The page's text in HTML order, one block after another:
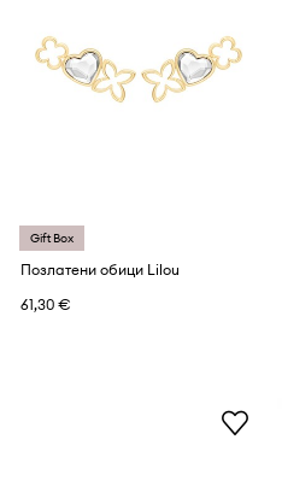
Gift Box
Позлатени обици Lilou
61,30 €